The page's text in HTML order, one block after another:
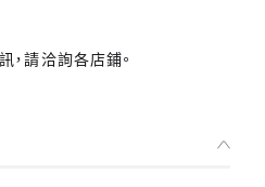
請洽詢各店鋪。